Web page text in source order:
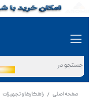
صفحه اصلی / راهکارها و تجهیزات